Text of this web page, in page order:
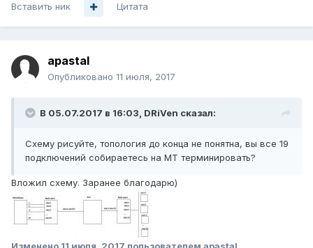
Вставить ник Цитата
apastal
Опубликовано 11 июля, 2017
В 05.07.2017 в 16:03, DRiVen сказал:
Схему рисуйте, топология до конца не понятна, вы все 19
подключений собираетесь на МТ терминировать?
Вложил схему. Заранее благодарю)